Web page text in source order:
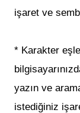
işaret ve
* Karakter
yazın ve
istediğiniz